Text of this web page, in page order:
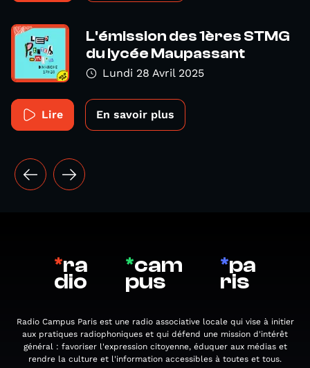
L'émission des 1ères STMG
du lycée Maupassant
Lundi 28 Avril 2025
Lire En savoir plus
*ra
dio
*cam
pus
*pa
ris
Radio Campus Paris est une radio associative locale qui vise à initier
aux pratiques radiophoniques et qui défend une mission d'intérêt
général : favoriser l'expression citoyenne, éduquer aux médias et
rendre la culture et l'information accessibles à toutes et tous.